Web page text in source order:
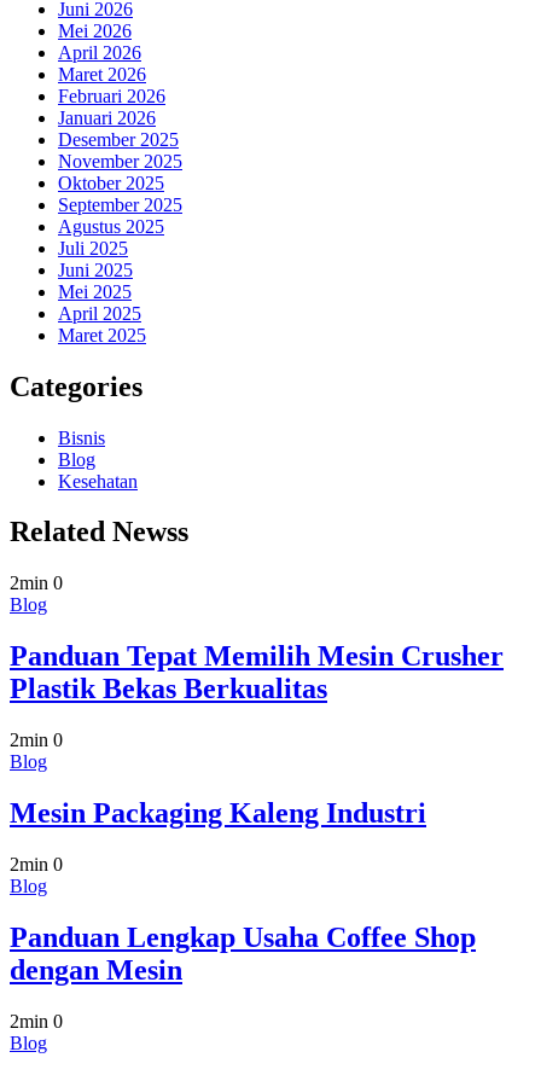
Juni 2026
Mei 2026
April 2026
Maret 2026
Februari 2026
Januari 2026
Desember 2025
November 2025
Oktober 2025
September 2025
Agustus 2025
Juli 2025
Juni 2025
Mei 2025
April 2025
Maret 2025
Categories
Bisnis
Blog
Kesehatan
Related Newss
2min 0
Blog
Panduan Tepat Memilih Mesin Crusher
Plastik Bekas Berkualitas
2min 0
Blog
Mesin Packaging Kaleng Industri
2min 0
Blog
Panduan Lengkap Usaha Coffee Shop
dengan Mesin
2min 0
Blog